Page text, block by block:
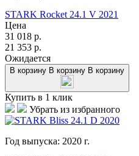
STARK Rocket 24.1 V 2021
Цена
31 018 р.
21 353 р.
Ожидается
В корзину В корзину В корзину
Купить в 1 клик
Убрать из избранного
Год выпуска: 2020 г.